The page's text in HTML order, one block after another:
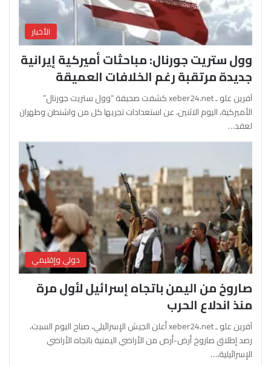
الأخبار
وول ستريت جورنال: مباحثات أميركية إيرانية
جديدة مرتقبة رغم الخلافات العميقة
آفرين علو ـ xeber24.net كشفت صحيفة “وول ستريت جورنال”
الأميركية، اليوم الاثنين، عن استعدادات تجريها كل من واشنطن وطهران
لعقد…
دولي وإقليمي
صاروخ من اليمن باتجاه إسرائيل لأول مرة
منذ اندلاع الحرب
آفرين علو ـ xeber24.net أعلن الجيش الإسرائيلي، صباح اليوم السبت،
رصد إطلاق صاروخ أرض-أرض من الأراضي اليمنية باتجاه الأراضي
الإسرائيلية،…